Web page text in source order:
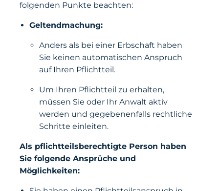
folgenden Punkte beachten:
Geltendmachung:
Anders als bei einer Erbschaft haben
Sie keinen automatischen Anspruch
auf Ihren Pflichtteil.
Um Ihren Pflichtteil zu erhalten,
müssen Sie oder Ihr Anwalt aktiv
werden und gegebenenfalls rechtliche
Schritte einleiten.
Als pflichtteilsberechtigte Person haben
Sie folgende Ansprüche und
Möglichkeiten: